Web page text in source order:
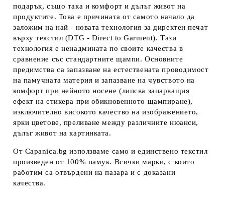
подарък, също така и комфорт и дълъг живот на
продуктите. Това е причината от самото начало да
заложим на най - новата технология за директен печат
върху текстил (DTG - Direct to Garment). Тази
технология е ненадмината по своите качества в
сравнение със стандартните щампи. Основните
предимства са запазване на естествената проводимост
на памучната материя и запазване на чувството на
комфорт при нейното носене (липсва запарващия
ефект на стикера при обикновенното щампиране),
изключително високото качество на изображението,
ярки цветове, преливане между различните нюанси,
дълъг живот на картинката.
От Capanica.bg използваме само и единствено текстил
произведен от 100% памук. Всички марки, с които
работим са отвърдени на пазара и с доказани
качества.